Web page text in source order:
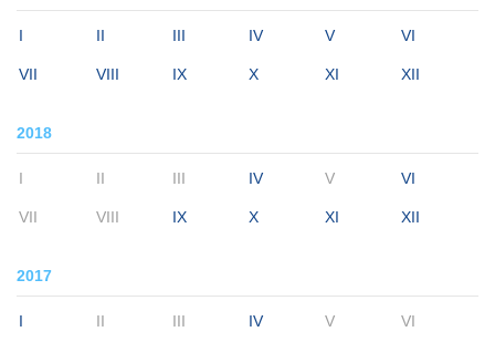
I II III IV V VI
VII VIII IX X XI XII
2018
I II III IV V VI
VII VIII IX X XI XII
2017
I II III IV V VI